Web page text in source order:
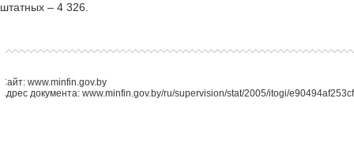
штатных – 4 326.
Сайт: www.minfin.gov.by
Адрес документа: www.minfin.gov.by/ru/supervision/stat/2005/itogi/